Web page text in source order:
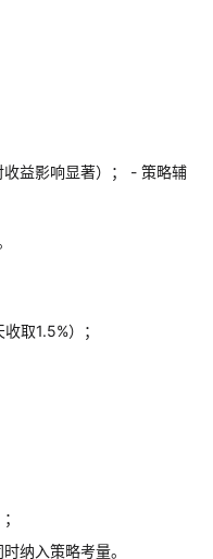
益影响显著）； - 策略辅
取1.5%）；
纳入策略考量。